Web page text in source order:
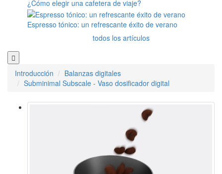
¿Cómo elegir una cafetera de viaje?
Espresso tónico: un refrescante éxito de verano
todos los artículos
Introducción
Balanzas digitales
Subminimal Subscale - Vaso dosificador digital